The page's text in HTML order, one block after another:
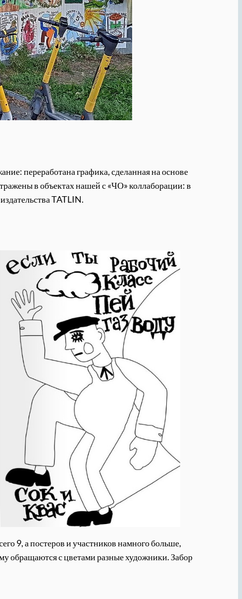
переработана графика, сделанная на основе
в объектах нашей с «ЧО» коллаборации: в
TATLIN.
9, а постеров и участников намного больше,
обращаются с цветами разные художники. Забор